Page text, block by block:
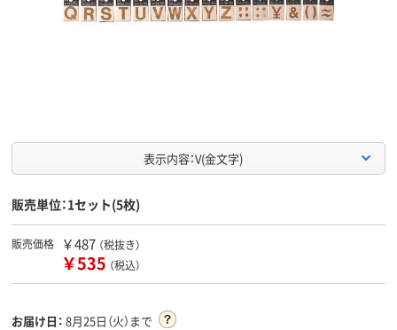
表示内容：V(金文字)
販売単位：1セット(5枚)
販売価格 ￥487 （税抜き）
￥535 （税込）
お届け日： 8月25日（火）まで